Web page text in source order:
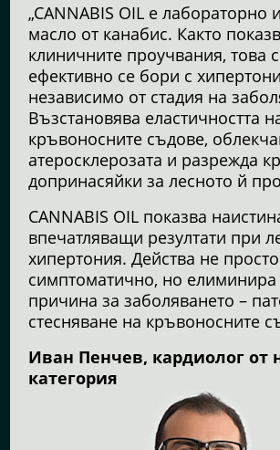
„CANNABIS OIL е лабораторно
масло от канабис. Както
клиничните проучвания, това
ефективно се бори с
независимо от стадия на
Възстановява еластичността
кръвоносните съдове,
атеросклерозата и разрежда
допринасяйки за лесното й
CANNABIS OIL показва
впечатляващи резултати при
хипертония. Действа не просто
симптоматично, но елиминира
причина за заболяването –
стесняване на кръвоносните
Иван Пенчев, кардиолог от
категория